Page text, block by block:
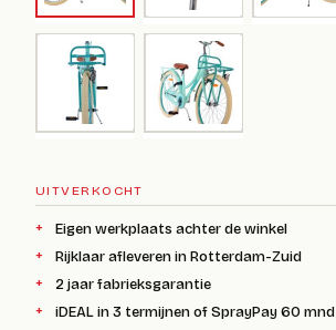
UITVERKOCHT
Eigen werkplaats achter de winkel
Rijklaar afleveren in Rotterdam-Zuid
2 jaar fabrieksgarantie
iDEAL in 3 termijnen of SprayPay 60 mnd